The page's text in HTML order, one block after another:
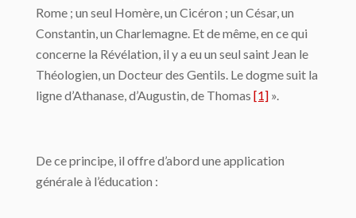
Rome ; un seul Homère, un Cicéron ; un César, un
Constantin, un Charlemagne. Et de même, en ce qui
concerne la Révélation, il y a eu un seul saint Jean le
Théologien, un Docteur des Gentils. Le dogme suit la
ligne d’Athanase, d’Augustin, de Thomas [1] ».
De ce principe, il offre d’abord une application
générale à l’éducation :